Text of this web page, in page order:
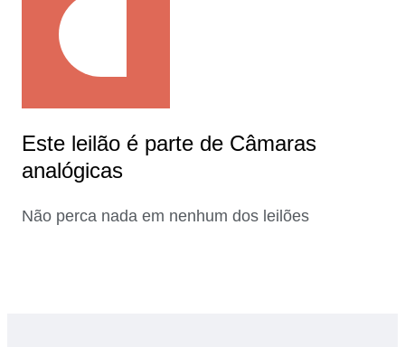
Este leilão é parte de Câmaras
analógicas
Não perca nada em nenhum dos leilões